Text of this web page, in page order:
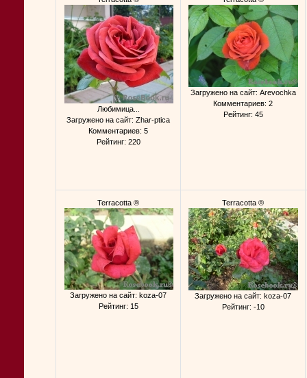
Любимица...
Загружено на сайт: Zhar-ptica
Комментариев: 5
Рейтинг: 220
Загружено на сайт: Arevochka
Комментариев: 2
Рейтинг: 45
Terracotta ®
Загружено на сайт: koza-07
Рейтинг: 15
Terracotta ®
Загружено на сайт: koza-07
Рейтинг: -10